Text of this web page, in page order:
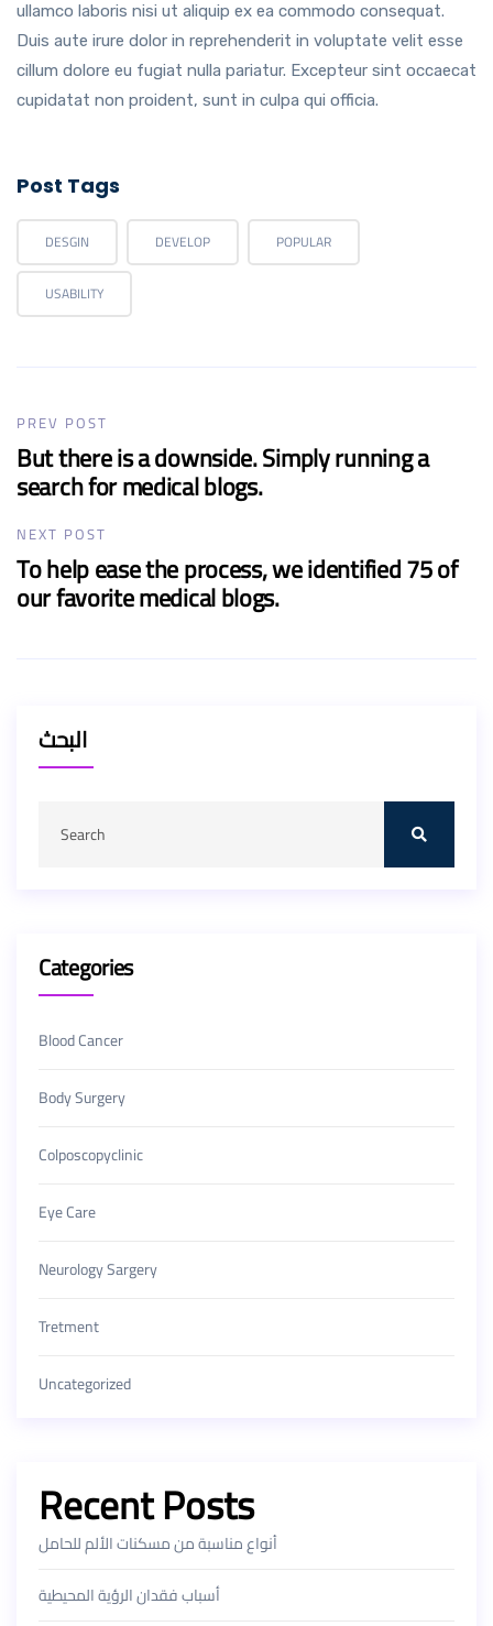
ullamco laboris nisi ut aliquip ex ea commodo consequat.
Duis aute irure dolor in reprehenderit in voluptate velit esse
cillum dolore eu fugiat nulla pariatur. Excepteur sint occaecat
cupidatat non proident, sunt in culpa qui officia.
Post Tags
DESGIN DEVELOP POPULAR
USABILITY
PREV POST
But there is a downside. Simply running a
search for medical blogs.
NEXT POST
To help ease the process, we identified 75 of
our favorite medical blogs.
البحث
Categories
Blood Cancer
Body Surgery
Colposcopyclinic
Eye Care
Neurology Sargery
Tretment
Uncategorized
Recent Posts
أنواع مناسبة من مسكنات الألم للحامل
أسباب فقدان الرؤية المحيطية